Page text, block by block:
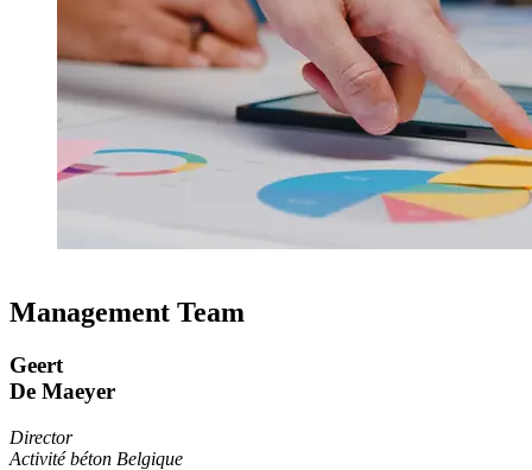
Management Team
Geert
De Maeyer
Director
Activité béton Belgique